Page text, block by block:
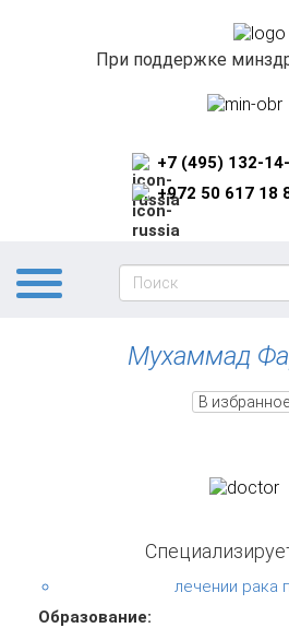
При поддержке
+7 (495) 132-
+972 50 617 18
Мухаммад
В избранное
лечении рака
Образование: